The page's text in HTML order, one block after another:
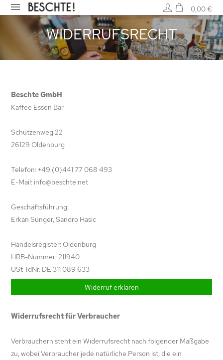
0,00 €
WIDERRUFSRECHT
Beschte GmbH
Kaffee Essen Bar
Schützenweg 22
26129 Oldenburg
Telefon: +49 (0)441 77 068 493
E-Mail: info@beschte.net
Geschäftsführung:
Erkan Sünger, Sandro Hasic
Handelsregister: Oldenburg
HRB-Nummer: 211940
USt-IdNr. DE 311 089 633
Widerruf erklären
Widerrufsrecht für Verbraucher
Verbrauchern steht ein Widerrufsrecht nach folgender Maßgabe
zu, wobei Verbraucher jede natürliche Person ist, die ein